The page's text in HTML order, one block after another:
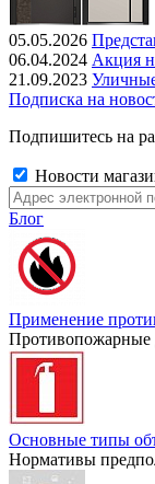
05.05.2026
06.04.2024 Акция
21.09.2023
Подписка на
Подпишитесь на
Новости
Блог
Применение
Противопожарные
Основные типы
Нормативы